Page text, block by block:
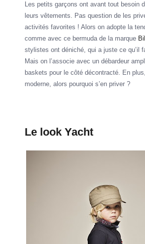
Les petits garçons ont avant tout besoin
leurs vêtements. Pas question de les
activités favorites ! Alors on adopte la
comme avec ce bermuda de la marque
stylistes ont déniché, qui a juste ce qu’il
Mais on l’associe avec un débardeur
baskets pour le côté décontracté. En
moderne, alors pourquoi s’en priver ?
Le look Yacht